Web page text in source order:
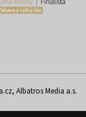
Albatros Media a.s.